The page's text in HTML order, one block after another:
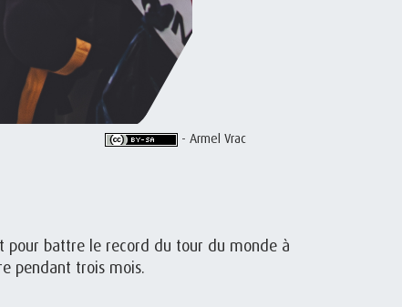
- Armel Vrac
pour battre le record du tour du monde à
pendant trois mois.